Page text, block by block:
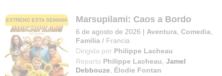
ESTRENO ESTA SEMANA Marsupilami: Caos a Bordo
6 de agosto de 2026 | Aventura ,Comedia
Familia / Francia
Dirigida por Philippe Lacheau
Reparto Philippe Lacheau ,Jamel
Debbouze
Élodie Fontan